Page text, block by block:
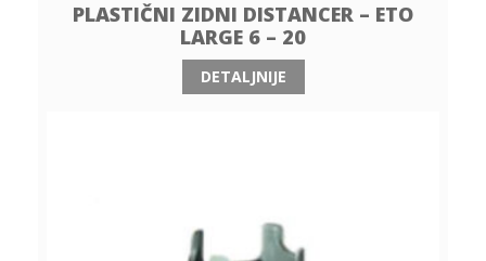
PLASTIČNI ZIDNI DISTANCER – ETO
LARGE 6 – 20
DETALJNIJE